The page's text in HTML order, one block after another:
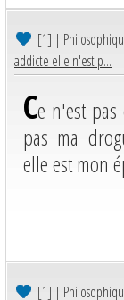
[1] |
addicte elle n'est p...
Ce n'est
pas ma
elle est mon
[1] |